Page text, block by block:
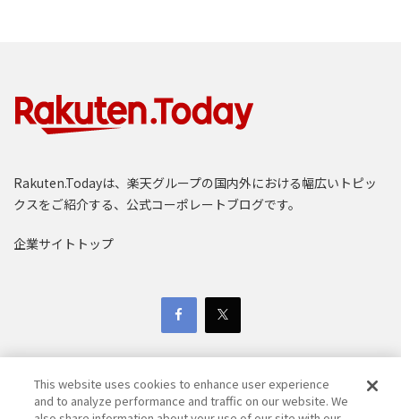
Rakuten.Todayは、楽天グループの国内外における幅広いトピッ
クスをご紹介する、公式コーポレートブログです。
企業サイトトップ
This website uses cookies to enhance user experience
and to analyze performance and traffic on our website. We